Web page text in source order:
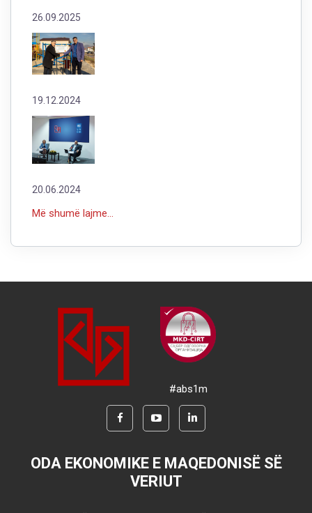
26.09.2025
19.12.2024
20.06.2024
Më shumë lajme...
#abs1m
ODA EKONOMIKE E MAQEDONISË SË
VERIUT